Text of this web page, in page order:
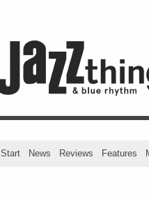
Start News Reviews Features